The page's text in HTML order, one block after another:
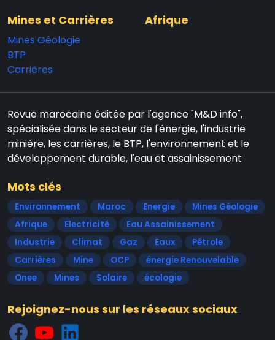
Mines et Carrières
Mines Géologie
BTP
Carrières
Afrique
Revue marocaine éditée par l'agence "M&D info",
spécialisée dans le secteur de l'énergie, l'industrie
minière, les carrières, le BTP, l'environnement et le
développement durable, l'eau et assainissement
Mots clés
Environnement Maroc Energie
Mines Géologie
Afrique
Electricité
Eau Assainissement
Industrie
Climat Gaz Eaux
Pétrole
Carrières
Mine OCP
énergie Renouvelable
Onee
Mines Solaire écologie
Rejoignez-nous sur les réseaux sociaux